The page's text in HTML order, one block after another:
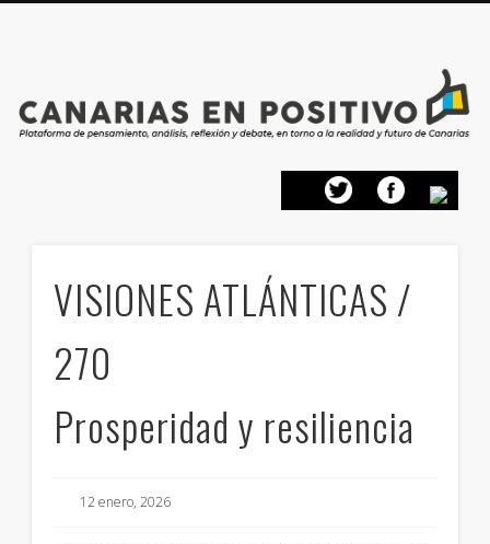
VISIONES ATLÁNTICAS /
270
Prosperidad y resiliencia
12 enero, 2026